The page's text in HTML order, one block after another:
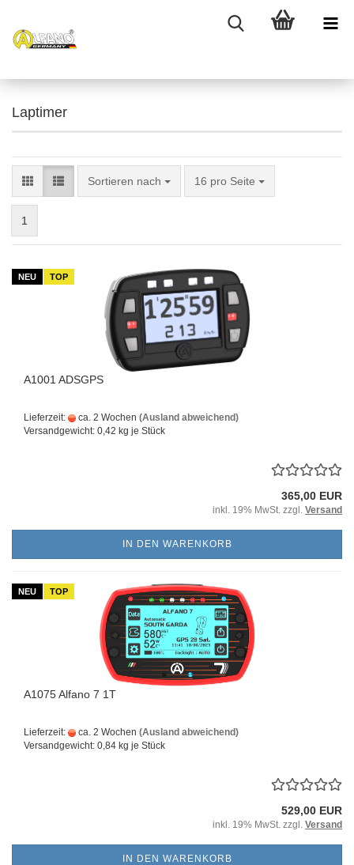
Laptimer
Sortieren nach
Sortieren nach 16 pro Seite
pro Seite
1
NEU TOP
A1001 ADSGPS
Lieferzeit: ca. 2 Wochen (Ausland abweichend)
Versandgewicht: 0,42 kg je Stück
365,00 EUR
inkl. 19% MwSt. zzgl. Versand
IN DEN WARENKORB
NEU TOP
A1075 Alfano 7 1T
Lieferzeit: ca. 2 Wochen (Ausland abweichend)
Versandgewicht: 0,84 kg je Stück
529,00 EUR
inkl. 19% MwSt. zzgl. Versand
IN DEN WARENKORB